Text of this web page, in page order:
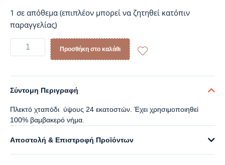
1 σε απόθεμα (επιπλέον μπορεί να ζητηθεί κατόπιν
παραγγελίας)
Προσθήκη στο καλάθι
Σύντομη Περιγραφή
Πλεκτό χταπόδι ύψους 24 εκατοστών. Έχει χρησιμοποιηθεί
100% βαμβακερό νήμα.
Αποστολή & Επιστροφή Προϊόντων